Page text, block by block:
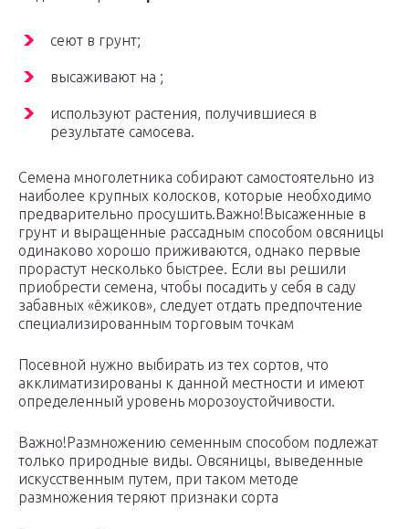
сеют в грунт;
высаживают на ;
используют растения, получившиеся в
результате самосева.
Семена многолетника собирают самостоятельно из
наиболее крупных колосков, которые необходимо
предварительно просушить.Важно!Высаженные в
грунт и выращенные рассадным способом овсяницы
одинаково хорошо приживаются, однако первые
прорастут несколько быстрее. Если вы решили
приобрести семена, чтобы посадить у себя в саду
забавных «ёжиков», следует отдать предпочтение
специализированным торговым точкам
Посевной нужно выбирать из тех сортов, что
акклиматизированы к данной местности и имеют
определенный уровень морозоустойчивости.
Важно!Размножению семенным способом подлежат
только природные виды. Овсяницы, выведенные
искусственным путем, при таком методе
размножения теряют признаки сорта